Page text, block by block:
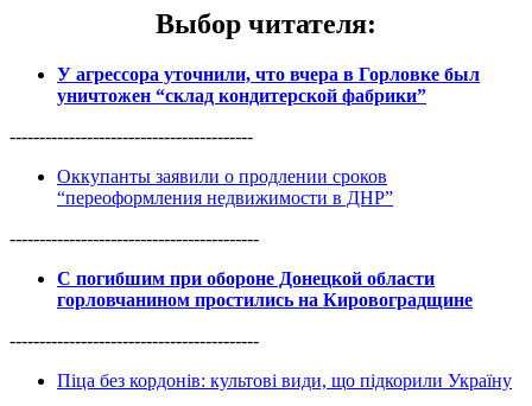
Выбор читателя:
У агрессора уточнили, что вчера в Горловке был
уничтожен “склад кондитерской фабрики”
-----------------------------------------
Оккупанты заявили о продлении сроков
“переоформления недвижимости в ДНР”
------------------------------------------
С погибшим при обороне Донецкой области
горловчанином простились на Кировоградщине
------------------------------------------
Піца без кордонів: культові види, що підкорили Україну